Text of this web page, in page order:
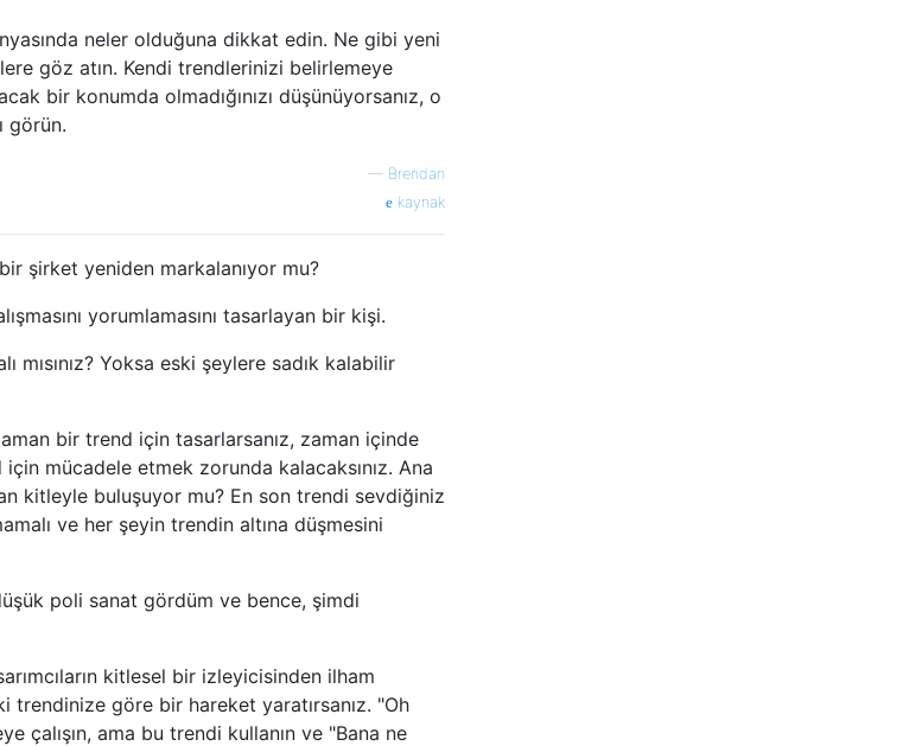
neler olduğuna dikkat edin. Ne gibi yeni
göz atın. Kendi trendlerinizi belirlemeye
bir konumda olmadığınızı düşünüyorsanız, o
görün.
— Brendan
kaynak
şirket yeniden markalanıyor mu?
yorumlamasını tasarlayan bir kişi.
mısınız? Yoksa eski şeylere sadık kalabilir
bir trend için tasarlarsanız, zaman içinde
mücadele etmek zorunda kalacaksınız. Ana
kitleyle buluşuyor mu? En son trendi sevdiğiniz
ve her şeyin trendin altına düşmesini
poli sanat gördüm ve bence, şimdi
kitlesel bir izleyicisinden ilham
trendinize göre bir hareket yaratırsanız. "Oh
çalışın, ama bu trendi kullanın ve "Bana ne